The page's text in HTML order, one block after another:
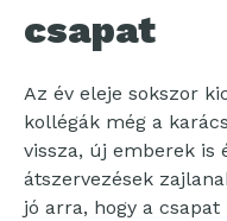
csapat
Az év eleje sokszor
kollégák még a
vissza, új emberek is
átszervezések
jó arra, hogy a